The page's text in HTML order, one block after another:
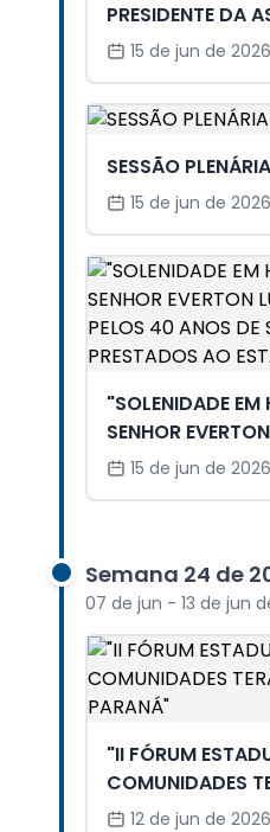
PRESIDENTE DA
LEGISLATIVA -
15 de jun de 2026
SESSÃO
15 de jun de 2026
"SOLENIDADE
SENHOR
SOUZA PELOS 40
15 de jun de 2026
Semana 24 de
07 de jun - 13 de jun
"II FÓRUM
COMUNIDADES
PARANÁ"
12 de jun de 2026